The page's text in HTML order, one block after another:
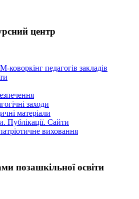
центр
коворкінг педагогів закладів
заходи
матеріали
Публікації. Сайти
виховання
позашкільної освіти